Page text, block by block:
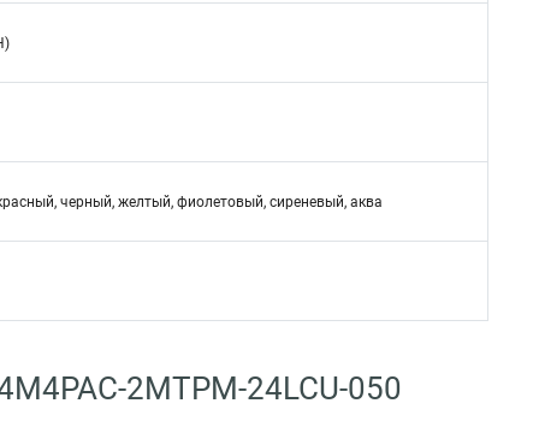
черный, желтый, фиолетовый, сиреневый, аква
2MTPM-24LCU-050